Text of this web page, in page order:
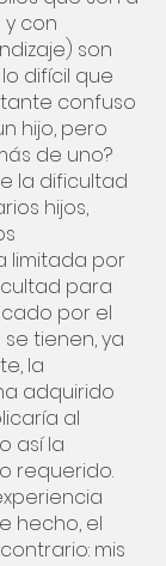
con
son
difícil que
confuso
hijo, pero
de uno?
la dificultad
hijos,
limitada por
para
por el
tienen, ya
la
adquirido
al
así la
requerido.
hecho, el
mis